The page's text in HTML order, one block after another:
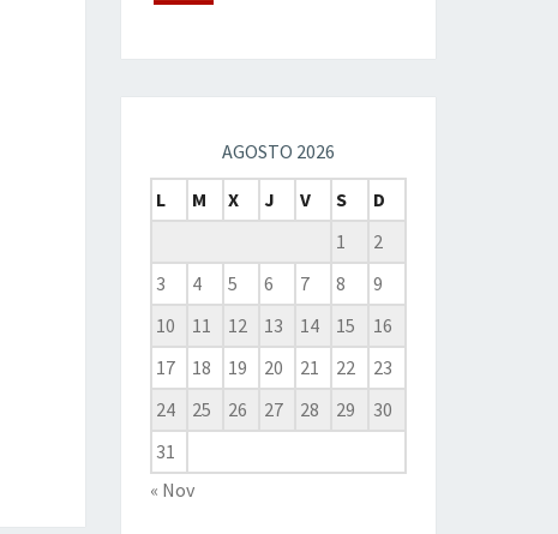
AGOSTO 2026
L
M X J V S
D
1
2
3
4 5 6 7 8
9
10
11 12 13 14 15
16
17
18 19 20 21 22
23
24
25 26 27 28 29
30
31
« Nov